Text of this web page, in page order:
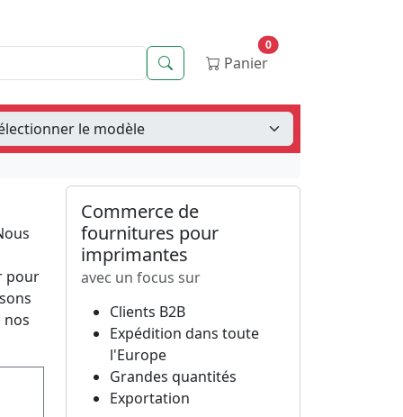
RecherchePanier
0
pour
nos
Commerce de
fournitures pour
imprimantes
avec un focus sur
Clients B2B
Expédition dans toute
l'Europe
Grandes quantités
Exportation